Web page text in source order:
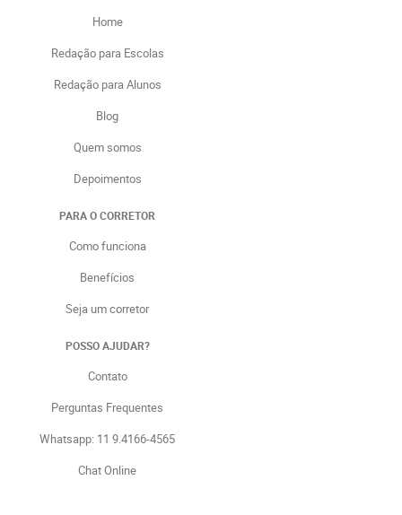
Home
Redação para Escolas
Redação para Alunos
Blog
Quem somos
Depoimentos
PARA O CORRETOR
Como funciona
Benefícios
Seja um corretor
POSSO AJUDAR?
Contato
Perguntas Frequentes
Whatsapp: 11 9.4166-4565
Chat Online